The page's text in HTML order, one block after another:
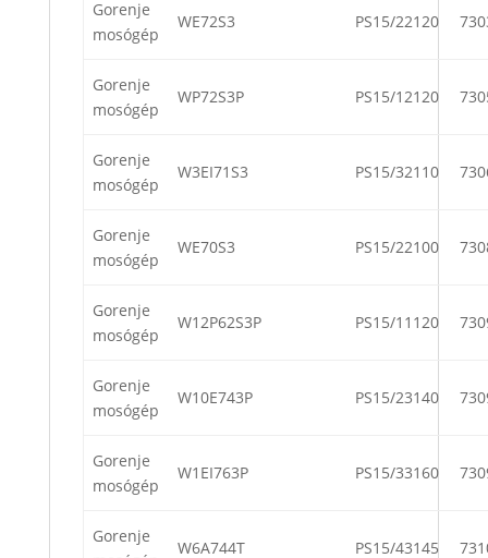
Gorenje
mosógép
WE72S3 PS15/22120
Gorenje
mosógép
WP72S3P PS15/12120
Gorenje
mosógép
W3EI71S3 PS15/32110
Gorenje
mosógép
WE70S3 PS15/22100
Gorenje
mosógép
W12P62S3P PS15/11120
Gorenje
mosógép
W10E743P PS15/23140
Gorenje
mosógép
W1EI763P PS15/33160
Gorenje
W6A744T PS15/43145